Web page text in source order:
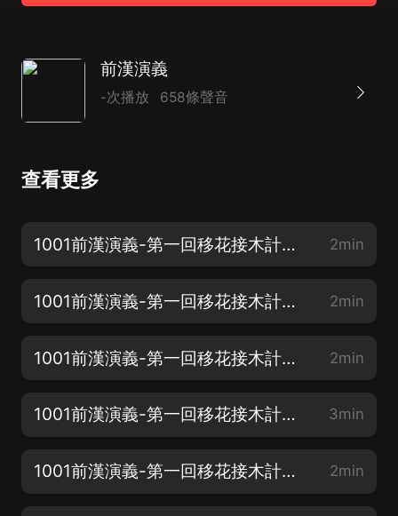
前漢演義
-次播放 658條聲音
查看更多
1001前漢演義-第一回移花接木計獻美姬用李代桃歡承淫后-01 2min
1001前漢演義-第一回移花接木計獻美姬用李代桃歡承淫后-02 2min
1001前漢演義-第一回移花接木計獻美姬用李代桃歡承淫后-03 2min
1001前漢演義-第一回移花接木計獻美姬用李代桃歡承淫后-04 3min
1001前漢演義-第一回移花接木計獻美姬用李代桃歡承淫后-05 2min